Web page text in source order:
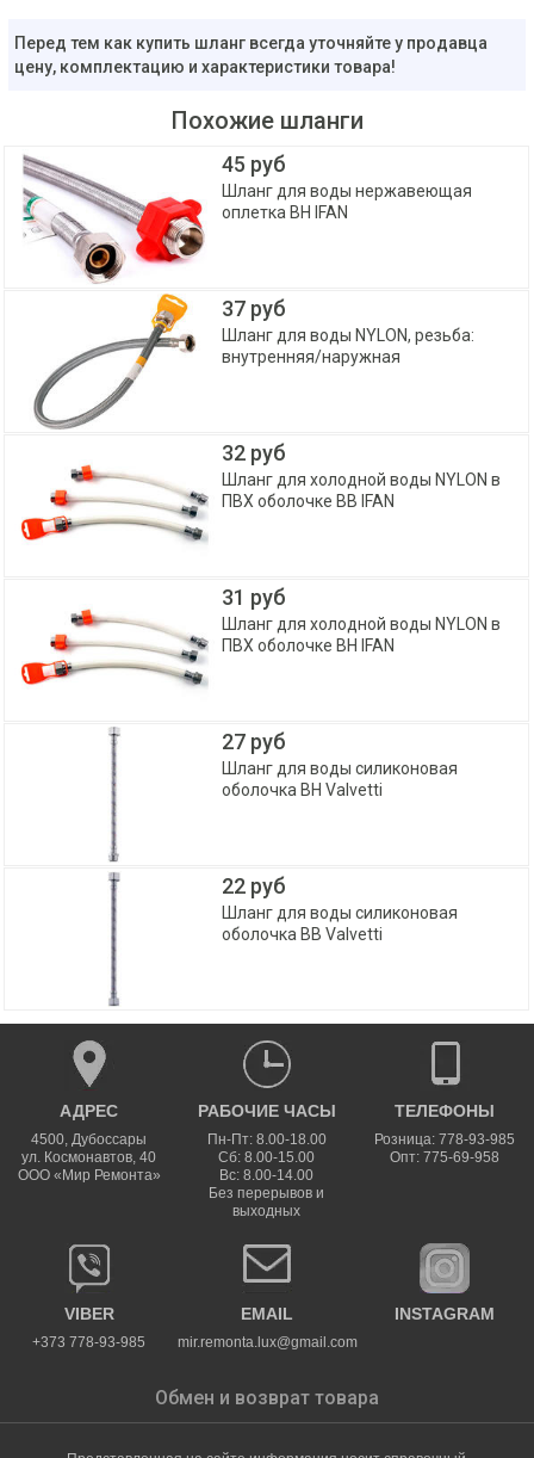
Перед тем как купить шланг всегда уточняйте у продавца
цену, комплектацию и характеристики товара!
Похожие шланги
45 руб
Шланг для воды нержавеющая
оплетка ВН IFAN
37 руб
Шланг для воды NYLON, резьба:
внутренняя/наружная
32 руб
Шланг для холодной воды NYLON в
ПВХ оболочке ВВ IFAN
31 руб
Шланг для холодной воды NYLON в
ПВХ оболочке ВН IFAN
27 руб
Шланг для воды силиконовая
оболочка ВН Valvetti
22 руб
Шланг для воды силиконовая
оболочка ВВ Valvetti
АДРЕС
4500,Дубоссары
ул. Космонавтов, 40
ООО «Мир Ремонта»
РАБОЧИЕ ЧАСЫ
Пн-Пт: 8.00-18.00
Сб: 8.00-15.00
Вс: 8.00-14.00
Без перерывов и
выходных
ТЕЛЕФОНЫ
Розница: 778-93-985
Опт: 775-69-958
VIBER
+373 778-93-985
EMAIL
mir.remonta.lux@gmail.com
INSTAGRAM
Обмен и возврат товара